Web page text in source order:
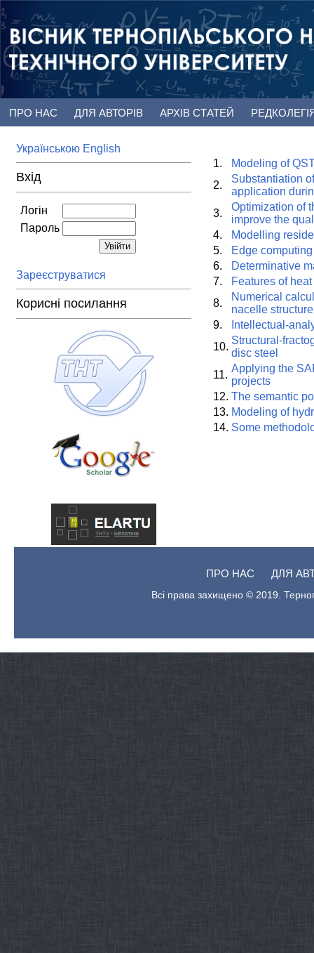
ПРО НАС ДЛЯ АВТОРІВ АРХІВ СТАТЕЙ
Українською English
Вхід
Логін
Пароль
Зареєструватися
Корисні посилання
1.
Modeling of
2.
Substantiation
application
3.
Optimization of
improve the
4.
Modelling
5.
Edge
6.
Determinative
7.
Features of
8.
Numerical
nacelle structure
9.
Intellectual-
10.
Structural-
disc steel
11.
Applying the
projects
12. The semantic
13. Modeling of
14. Some
ПРО НАС ДЛЯ
Всі права захищено © 2019.